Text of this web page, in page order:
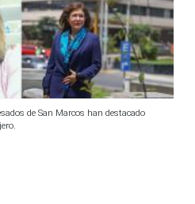
de San Marcos han destacado